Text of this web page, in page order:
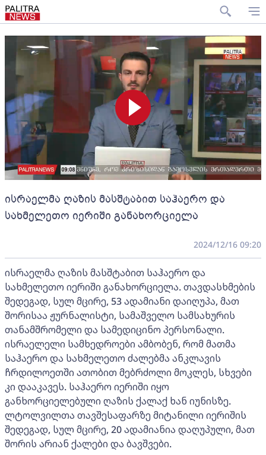
ისრაელმა ღაზის მასშტაბით საჰაერო და
სახმელეთო იერიში განახორციელა
2024/12/16 09:20
ისრაელმა ღაზის მასშტაბით საჰაერო და
სახმელეთო იერიში განახორციელა. თავდასხმების
შედეგად, სულ მცირე, 53 ადამიანი დაიღუპა, მათ
შორისაა ჟურნალისტი, სამაშველო სამსახურის
თანამშრომელი და სამედიცინო პერსონალი.
ისრაელელი სამხედროები ამბობენ, რომ მათმა
საჰაერო და სახმელეთო ძალებმა ანკლავის
ჩრდილოეთში ათობით მებრძოლი მოკლეს, სხვები
კი დააკავეს. საჰაერო იერიში იყო
განხორციელებული ღაზის ქალაქ ხან იუნისზე.
ლტოლვილთა თავშესაფარზე მიტანილი იერიშის
შედეგად, სულ მცირე, 20 ადამიანია დაღუპული, მათ
შორის არიან ქალები და ბავშვები.